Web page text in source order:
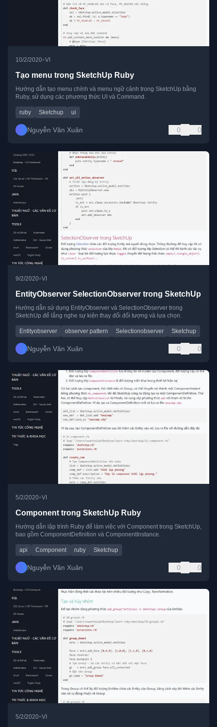
10/2/2020•VI
Tạo menu trong SketchUp Ruby
Hướng dẫn tạo menu chính và menu ngữ cảnh trong SketchUp bằng
Ruby, sử dụng các phương thức UI và Command.
ruby Sketchup ui
Nguyễn Văn Xuân 0 0
9/2/2020•VI
EntityObserver SelectionObserver trong SketchUp
Hướng dẫn sử dụng EntityObserver và SelectionObserver trong
SketchUp để lắng nghe sự kiện thay đổi đối tượng và lựa chọn.
Entityobserver observer pattern Selectionobserver Sketchup
Nguyễn Văn Xuân 0 0
5/2/2020•VI
Component trong SketchUp Ruby
Hướng dẫn lập trình Ruby để làm việc với Component trong SketchUp,
bao gồm ComponentDefinition và ComponentInstance.
api Component ruby Sketchup
Nguyễn Văn Xuân 0 0
5/2/2020•VI